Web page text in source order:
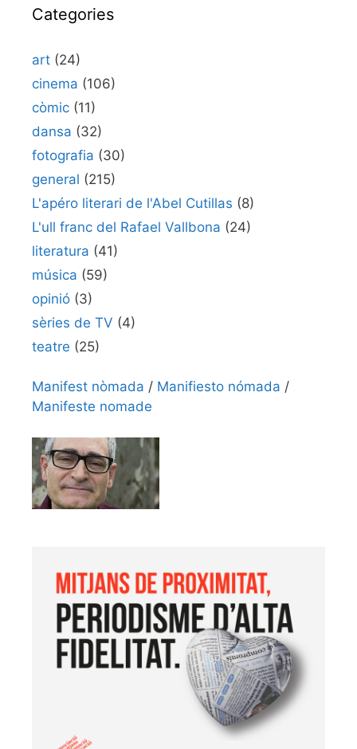
Categories
art (24)
cinema (106)
còmic (11)
dansa (32)
fotografia (30)
general (215)
L'apéro literari de l'Abel Cutillas (8)
L'ull franc del Rafael Vallbona (24)
literatura (41)
música (59)
opinió (3)
sèries de TV (4)
teatre (25)
Manifest nòmada / Manifiesto nómada /
Manifeste nomade